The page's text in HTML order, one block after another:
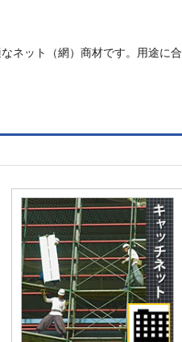
ネット（網）商材です。用途に合